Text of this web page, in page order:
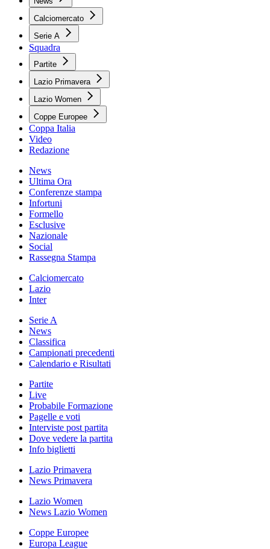
Calciomercato
Serie A
Squadra
Partite
Lazio Primavera
Lazio Women
Coppe Europee
Coppa Italia
Video
Redazione
News
Ultima Ora
Conferenze stampa
Infortuni
Formello
Esclusive
Nazionale
Social
Rassegna Stampa
Calciomercato
Lazio
Inter
Serie A
News
Classifica
Campionati precedenti
Calendario e Risultati
Partite
Live
Probabile Formazione
Pagelle e voti
Interviste post partita
Dove vedere la partita
Info biglietti
Lazio Primavera
News Primavera
Lazio Women
News Lazio Women
Coppe Europee
Europa League